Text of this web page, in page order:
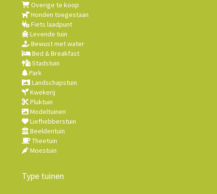
Overige te koop
Honden toegestaan
Fiets laadpunt
Levende tuin
Bewust met water
Bed & Breakfast
Stadstuin
Park
Landschapstuin
Kwekerij
Pluktuin
Modeltuinen
Liefhebberstuin
Beeldentuin
Theetuin
Moestuin
Type tuinen